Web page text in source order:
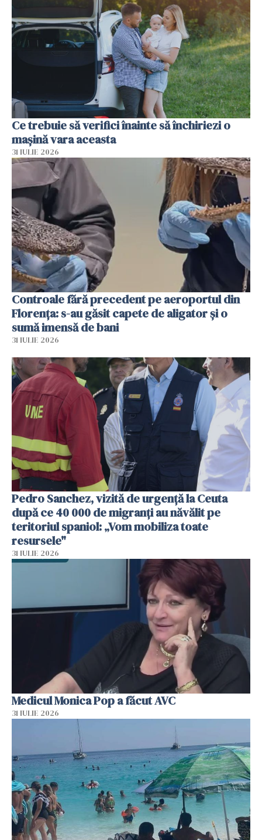
Ce trebuie să verifici înainte să închiriezi o
mașină vara aceasta
31 IULIE 2026
Controale fără precedent pe aeroportul din
Florența: s-au găsit capete de aligator și o
sumă imensă de bani
31 IULIE 2026
Pedro Sanchez, vizită de urgență la Ceuta
după ce 40 000 de migranți au năvălit pe
teritoriul spaniol: „Vom mobiliza toate
resursele"
31 IULIE 2026
Medicul Monica Pop a făcut AVC
31 IULIE 2026